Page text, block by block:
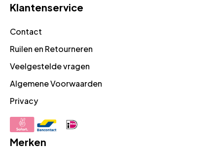
Klantenservice
Contact
Ruilen en Retourneren
Veelgestelde vragen
Algemene Voorwaarden
Privacy
Merken